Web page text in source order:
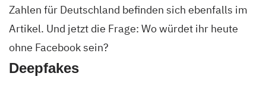
Zahlen für Deutschland befinden sich ebenfalls im
Artikel. Und jetzt die Frage: Wo würdet ihr heute
ohne Facebook sein?
Deepfakes